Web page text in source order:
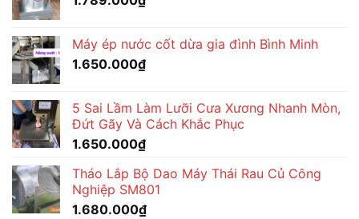
Máy ép nước cốt dừa gia đình Bình Minh
1.650.000₫
5 Sai Lầm Làm Lưỡi Cưa Xương Nhanh Mòn,
Đứt Gãy Và Cách Khắc Phục
1.650.000₫
Tháo Lắp Bộ Dao Máy Thái Rau Củ Công
Nghiệp SM801
1.680.000₫